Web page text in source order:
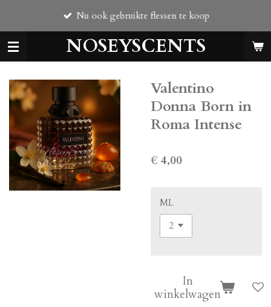
de
hoofdinhoud
NOSEYSCENTS
Nu ook gebruikte flessen te koop
Valentino
Donna Born in
Roma Intense
€ 4,00
ML
In
winkelwagen